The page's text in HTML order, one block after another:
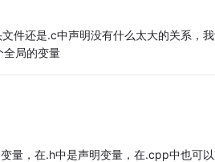
件还是.c中声明没有什么太大的关系，
局的变量
量，在.h中是声明变量，在.cpp中也可以